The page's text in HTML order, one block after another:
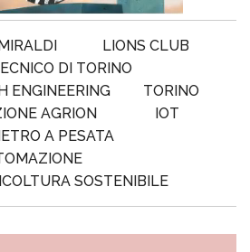
LIONS CLUB
DI TORINO
ENGINEERING
TORINO
AGRION
IOT
A PESATA
SOSTENIBILE